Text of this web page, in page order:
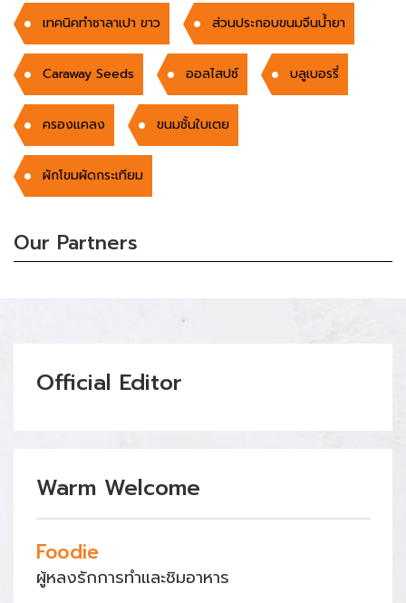
เทคนิคทำซาลาเปา ขาว ส่วนประกอบขนมจีนน้ำยา
Caraway Seeds ออลไสปซ์ บลูเบอรรี่
ครองแคลง ขนมชั้นใบเตย
ผักโขมผัดกระเทียม
Our Partners
Official Editor
Warm Welcome
Foodie
ผู้หลงรักการทำและชิมอาหาร